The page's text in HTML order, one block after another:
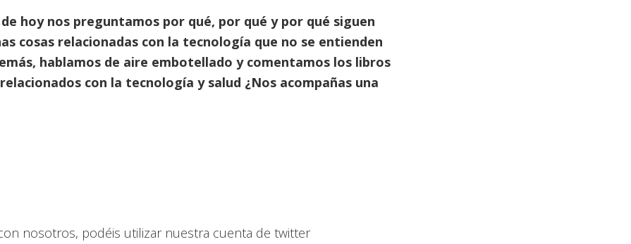
aumentar
o
disminuir
el
hoy nos preguntamos por qué, por qué y por qué siguen
cosas relacionadas con la tecnología que no se entienden
hablamos de aire embotellado y comentamos los libros
con la tecnología y salud ¿Nos acompañas una
nosotros, podéis utilizar nuestra cuenta de twitter